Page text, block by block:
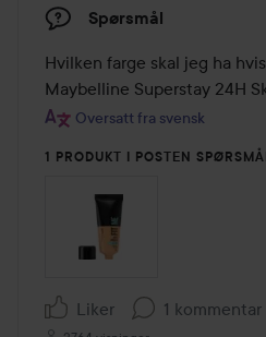
Spørsmål
Hvilken farge skal jeg ha
Maybelline Superstay 24H
Oversatt fra svensk
1 PRODUKT I POSTEN
Liker 1 kommentar